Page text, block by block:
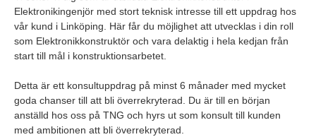
Elektronikingenjör med stort teknisk intresse till ett uppdrag hos
vår kund i Linköping. Här får du möjlighet att utvecklas i din roll
som Elektronikkonstruktör och vara delaktig i hela kedjan från
start till mål i konstruktionsarbetet.
Detta är ett konsultuppdrag på minst 6 månader med mycket
goda chanser till att bli överrekryterad. Du är till en början
anställd hos oss på TNG och hyrs ut som konsult till kunden
med ambitionen att bli överrekryterad.